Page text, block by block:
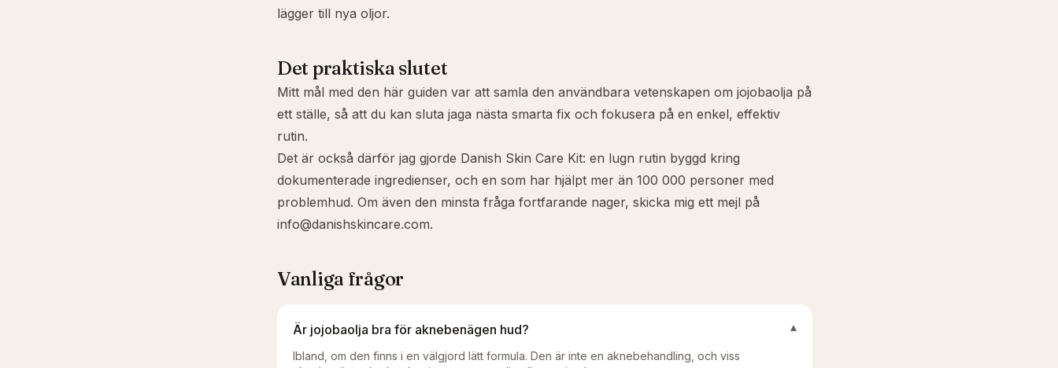
lägger till nya oljor.
Det praktiska slutet
Mitt mål med den här guiden var att samla den användbara vetenskapen om jojobaolja på
ett ställe, så att du kan sluta jaga nästa smarta fix och fokusera på en enkel, effektiv
rutin.
Det är också därför jag gjorde Danish Skin Care Kit: en lugn rutin byggd kring
dokumenterade ingredienser, och en som har hjälpt mer än 100 000 personer med
problemhud. Om även den minsta fråga fortfarande nager, skicka mig ett mejl på
info@danishskincare.com.
Vanliga frågor
Är jojobaolja bra för aknebenägen hud? ▾
Ibland, om den finns i en välgjord lätt formula. Den är inte en aknebehandling, och viss